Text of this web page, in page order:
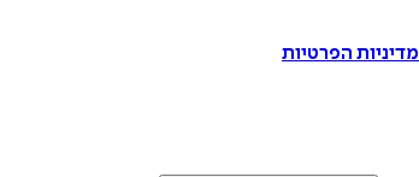
הפרטיות